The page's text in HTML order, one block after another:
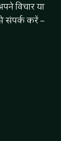
विचार या
संपर्क करें –